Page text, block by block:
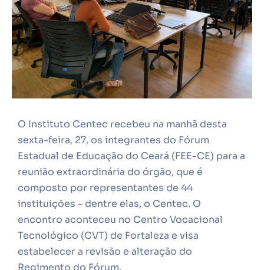
O Instituto Centec recebeu na manhã desta
sexta-feira, 27, os integrantes do Fórum
Estadual de Educação do Ceará (FEE-CE) para a
reunião extraordinária do órgão, que é
composto por representantes de 44
instituições – dentre elas, o Centec. O
encontro aconteceu no Centro Vocacional
Tecnológico (CVT) de Fortaleza e visa
estabelecer a revisão e alteração do
Regimento do Fórum.